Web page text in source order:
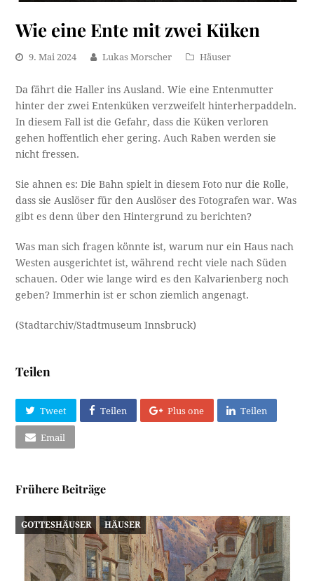
Wie eine Ente mit zwei Küken
9. Mai 2024 Lukas Morscher Häuser
Da fährt die Haller ins Ausland. Wie eine Entenmutter
hinter der zwei Entenküken verzweifelt hinterherpaddeln.
In diesem Fall ist die Gefahr, dass die Küken verloren
gehen hoffentlich eher gering. Auch Raben werden sie
nicht fressen.
Sie ahnen es: Die Bahn spielt in diesem Foto nur die Rolle,
dass sie Auslöser für den Auslöser des Fotografen war. Was
gibt es denn über den Hintergrund zu berichten?
Was man sich fragen könnte ist, warum nur ein Haus nach
Westen ausgerichtet ist, während recht viele nach Süden
schauen. Oder wie lange wird es den Kalvarienberg noch
geben? Immerhin ist er schon ziemlich angenagt.
(Stadtarchiv/Stadtmuseum Innsbruck)
Teilen
Tweet Teilen Plus one Teilen
Email
Frühere Beiträge
GOTTESHÄUSER HÄUSER